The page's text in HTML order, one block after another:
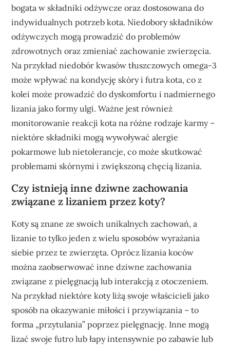
bogata w składniki odżywcze oraz dostosowana do
indywidualnych potrzeb kota. Niedobory składników
odżywczych mogą prowadzić do problemów
zdrowotnych oraz zmieniać zachowanie zwierzęcia.
Na przykład niedobór kwasów tłuszczowych omega-3
może wpływać na kondycję skóry i futra kota, co z
kolei może prowadzić do dyskomfortu i nadmiernego
lizania jako formy ulgi. Ważne jest również
monitorowanie reakcji kota na różne rodzaje karmy –
niektóre składniki mogą wywoływać alergie
pokarmowe lub nietolerancje, co może skutkować
problemami skórnymi i zwiększoną chęcią lizania.
Czy istnieją inne dziwne zachowania
związane z lizaniem przez koty?
Koty są znane ze swoich unikalnych zachowań, a
lizanie to tylko jeden z wielu sposobów wyrażania
siebie przez te zwierzęta. Oprócz lizania koców
można zaobserwować inne dziwne zachowania
związane z pielęgnacją lub interakcją z otoczeniem.
Na przykład niektóre koty liżą swoje właścicieli jako
sposób na okazywanie miłości i przywiązania – to
forma „przytulania” poprzez pielęgnację. Inne mogą
lizać swoje futro lub łapy intensywnie po zabawie lub